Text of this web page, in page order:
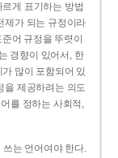
게 표기하는 방법
제가 되는 규정이라
어 규정을 뚜렷이
경향이 있어서, 한
많이 포함되어 있
을 제공하려는 의도
를 정하는 사회적,
쓰는 언어여야 한다.